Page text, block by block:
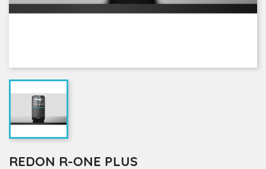
REDON R-ONE PLUS